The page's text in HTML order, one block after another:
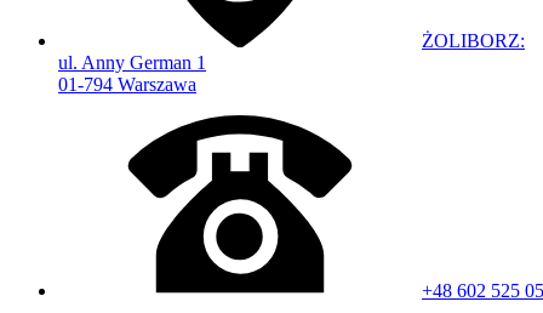
ŻOLIBORZ:
ul. Anny German 1
01-794 Warszawa
+48 602 525